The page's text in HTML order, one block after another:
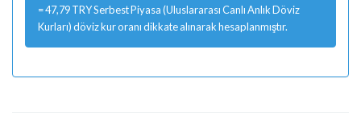
= 47,79 TRY Serbest Piyasa (Uluslararası Canlı Anlık Döviz
Kurları) döviz kur oranı dikkate alınarak hesaplanmıştır.